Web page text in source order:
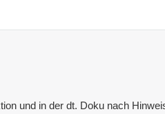
und in der dt. Doku nach